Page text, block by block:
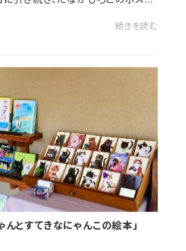
ストカードは全部で18種類。そのう
続きを読む
とすてきなにゃんこの絵本」